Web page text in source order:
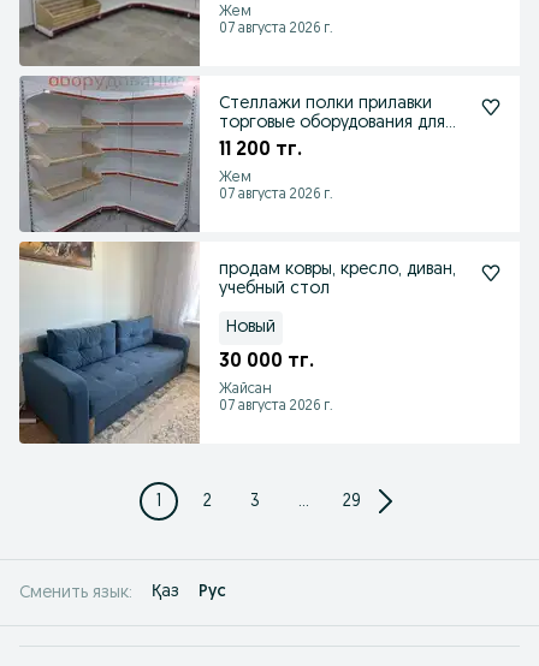
Жем
07 августа 2026 г.
Стеллажи полки прилавки
торговые оборудования для
магазина в рассрочку
11 200 тг.
Жем
07 августа 2026 г.
продам ковры, кресло, диван,
учебный стол
Новый
30 000 тг.
Жайсан
07 августа 2026 г.
1 2 3 ... 29
Сменить язык: Қаз Рус